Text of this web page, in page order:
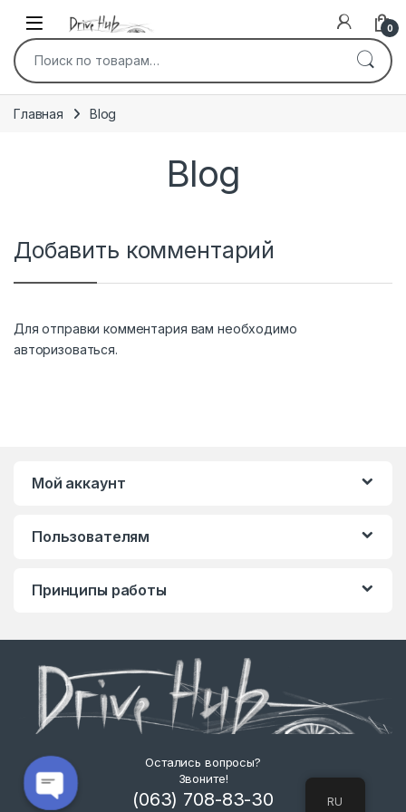
0
Искать:
Главная Blog
Blog
Добавить комментарий
Для отправки комментария вам необходимо
авторизоваться.
Мой аккаунт
Пользователям
Принципы работы
Остались вопросы?
Звоните!
(063) 708-83-30 RU